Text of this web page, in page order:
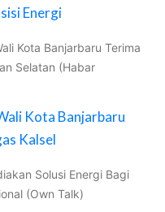
Energi
Kota Banjarbaru Terima
Selatan (Habar
Kota Banjarbaru
Kalsel
Solusi Energi Bagi
(Own Talk)